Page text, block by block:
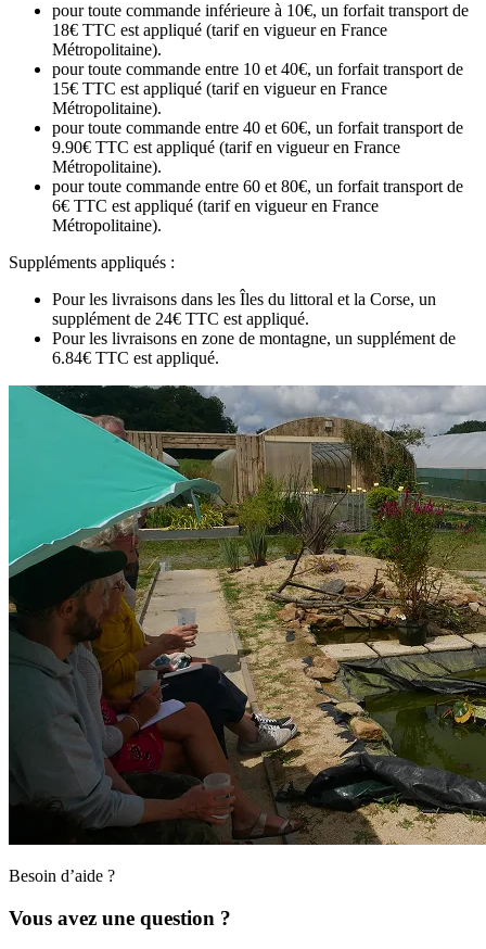
pour toute commande inférieure à 10€, un forfait transport de
18€ TTC est appliqué (tarif en vigueur en France
Métropolitaine).
pour toute commande entre 10 et 40€, un forfait transport de
15€ TTC est appliqué (tarif en vigueur en France
Métropolitaine).
pour toute commande entre 40 et 60€, un forfait transport de
9.90€ TTC est appliqué (tarif en vigueur en France
Métropolitaine).
pour toute commande entre 60 et 80€, un forfait transport de
6€ TTC est appliqué (tarif en vigueur en France
Métropolitaine).
Suppléments appliqués :
Pour les livraisons dans les Îles du littoral et la Corse, un
supplément de 24€ TTC est appliqué.
Pour les livraisons en zone de montagne, un supplément de
6.84€ TTC est appliqué.
Besoin d’aide ?
Vous avez une question ?